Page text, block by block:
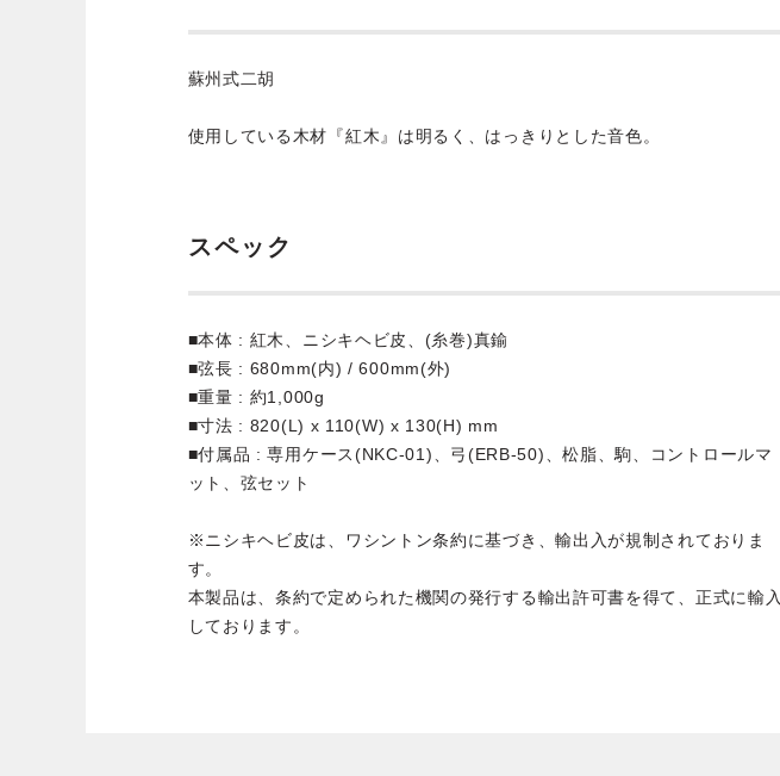
蘇州式二胡
使用している木材『紅木』は明るく、はっきりとした音色。
スペック
■本体 : 紅木、ニシキヘビ皮、(糸巻)真鍮
■弦長 : 680mm(内) / 600mm(外)
■重量 : 約1,000g
■寸法 : 820(L) x 110(W) x 130(H) mm
■付属品 : 専用ケース(NKC-01)、弓(ERB-50)、松脂、駒、コントロールマ
ット、弦セット
※ニシキヘビ皮は、ワシントン条約に基づき、輸出入が規制されておりま
す。
本製品は、条約で定められた機関の発行する輸出許可書を得て、正式に輸入
しております。